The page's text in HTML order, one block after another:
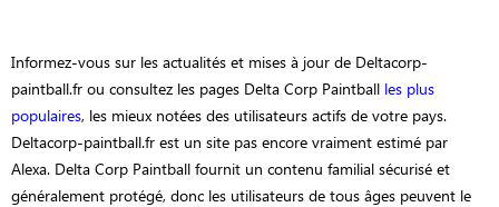
Informez-vous sur les actualités et mises à jour de Deltacorp-
paintball.fr ou consultez les pages Delta Corp Paintball les plus
populaires, les mieux notées des utilisateurs actifs de votre pays.
Deltacorp-paintball.fr est un site pas encore vraiment estimé par
Alexa. Delta Corp Paintball fournit un contenu familial sécurisé et
généralement protégé, donc les utilisateurs de tous âges peuvent le